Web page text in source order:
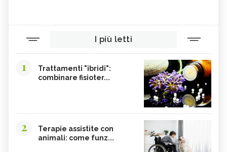
I più letti
1
Trattamenti "ibridi":
combinare fisioter...
2
Terapie assistite con
animali: come funz...